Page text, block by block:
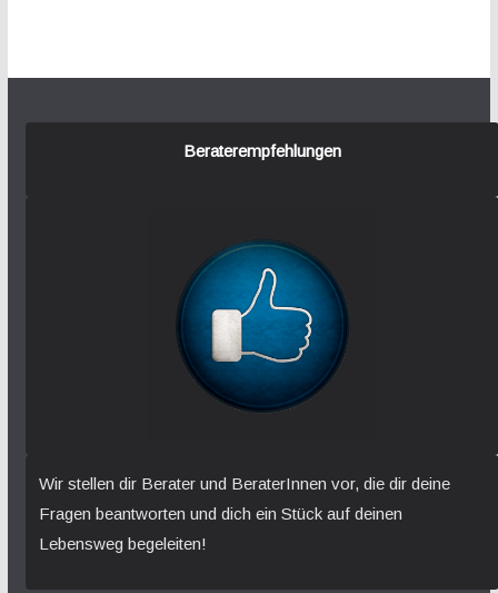
Beraterempfehlungen
Wir stellen dir Berater und BeraterInnen vor, die dir deine
Fragen beantworten und dich ein Stück auf deinen
Lebensweg begeleiten!